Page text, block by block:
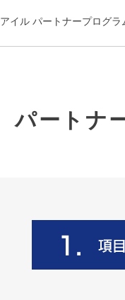
アイル パートナープログ
パートナ